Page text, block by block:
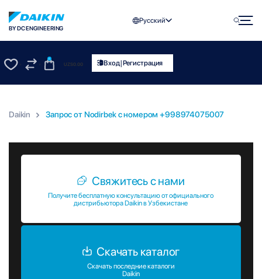
BY DC ENGINEERING
Русский
0
UZS0.00 Вход|Регистрация
Daikin Запрос от Nodirbek c номером +998974075007
Свяжитесь с нами
Получите бесплатную консультацию от официального
дистрибьютора Daikin в Узбекистане
Скачать каталог
Скачать последние каталоги
Daikin